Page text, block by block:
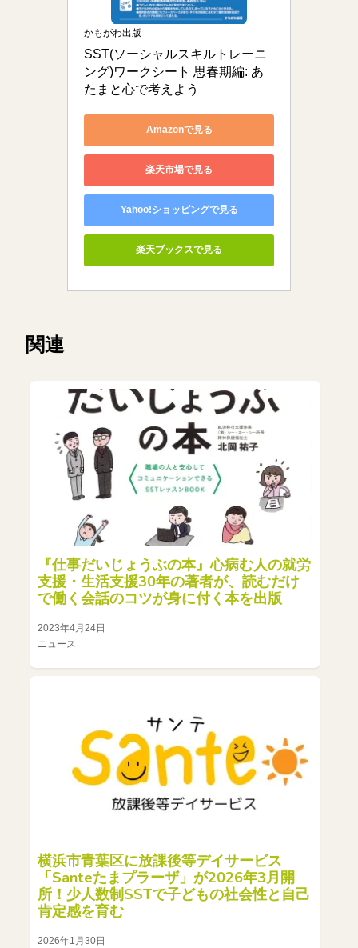
かもがわ出版
SST(ソーシャルスキルトレーニ
ング)ワークシート 思春期編: あ
たまと心で考えよう
Amazonで見る
楽天市場で見る
Yahoo!ショッピングで見る
楽天ブックスで見る
関連
『仕事だいじょうぶの本』心病む人の就労
支援・生活支援30年の著者が、読むだけ
で働く会話のコツが身に付く本を出版
2023年4月24日
ニュース
横浜市青葉区に放課後等デイサービス
「Santeたまプラーザ」が2026年3月開
所！少人数制SSTで子どもの社会性と自己
肯定感を育む
2026年1月30日